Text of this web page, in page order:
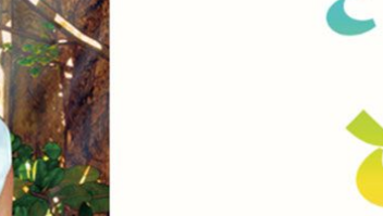
悪の空気のまま解散」WBC日本代表“敗戦”の真実 選
観る将棋、読む将棋
#城彰二 #内田有紀